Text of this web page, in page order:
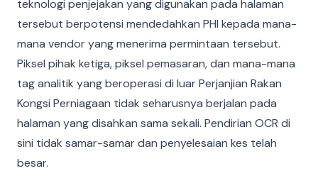
teknologi penjejakan yang digunakan pada halaman
tersebut berpotensi mendedahkan PHI kepada mana-
mana vendor yang menerima permintaan tersebut.
Piksel pihak ketiga, piksel pemasaran, dan mana-mana
tag analitik yang beroperasi di luar Perjanjian Rakan
Kongsi Perniagaan tidak seharusnya berjalan pada
halaman yang disahkan sama sekali. Pendirian OCR di
sini tidak samar-samar dan penyelesaian kes telah
besar.